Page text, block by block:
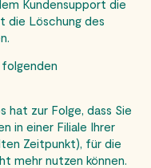
Kundensupport die
die Löschung des
hat zur Folge, dass Sie
in einer Filiale Ihrer
Zeitpunkt), für die
mehr nutzen können.